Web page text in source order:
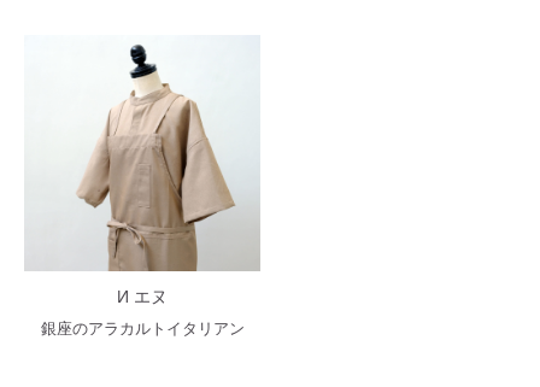
И エヌ
銀座のアラカルトイタリアン